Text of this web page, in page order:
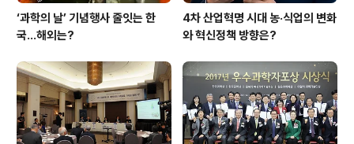
‘과학의 날’ 기념행사 줄잇는 한
국…해외는?
4차 산업혁명 시대 농·식업의 변화
와 혁신정책 방향은?